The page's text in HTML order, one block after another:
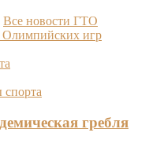
Все новости ГТО
Олимпийских игр
гребля